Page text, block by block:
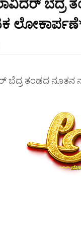
ಬೆದ್ರ
ಬೆದ್ರ ತಂಡದ ನೂತನ